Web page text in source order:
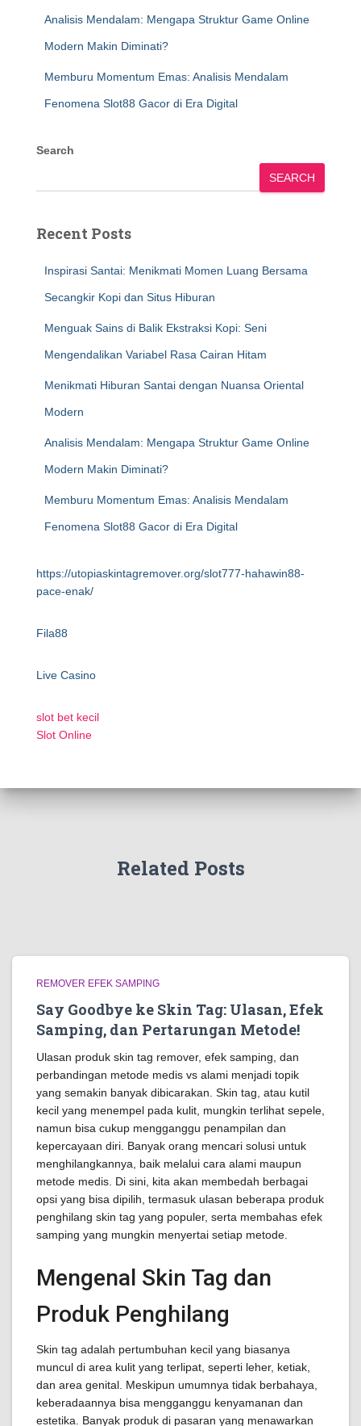
Analisis Mendalam: Mengapa Struktur Game Online
Modern Makin Diminati?
Memburu Momentum Emas: Analisis Mendalam
Fenomena Slot88 Gacor di Era Digital
Search
SEARCH
Recent Posts
Inspirasi Santai: Menikmati Momen Luang Bersama
Secangkir Kopi dan Situs Hiburan
Menguak Sains di Balik Ekstraksi Kopi: Seni
Mengendalikan Variabel Rasa Cairan Hitam
Menikmati Hiburan Santai dengan Nuansa Oriental
Modern
Analisis Mendalam: Mengapa Struktur Game Online
Modern Makin Diminati?
Memburu Momentum Emas: Analisis Mendalam
Fenomena Slot88 Gacor di Era Digital
https://utopiaskintagremover.org/slot777-hahawin88-
pace-enak/
Fila88
Live Casino
slot bet kecil
Slot Online
Related Posts
REMOVER EFEK SAMPING
Say Goodbye ke Skin Tag: Ulasan, Efek
Samping, dan Pertarungan Metode!
Ulasan produk skin tag remover, efek samping, dan
perbandingan metode medis vs alami menjadi topik
yang semakin banyak dibicarakan. Skin tag, atau kutil
kecil yang menempel pada kulit, mungkin terlihat sepele,
namun bisa cukup mengganggu penampilan dan
kepercayaan diri. Banyak orang mencari solusi untuk
menghilangkannya, baik melalui cara alami maupun
metode medis. Di sini, kita akan membedah berbagai
opsi yang bisa dipilih, termasuk ulasan beberapa produk
penghilang skin tag yang populer, serta membahas efek
samping yang mungkin menyertai setiap metode.
Mengenal Skin Tag dan
Produk Penghilang
Skin tag adalah pertumbuhan kecil yang biasanya
muncul di area kulit yang terlipat, seperti leher, ketiak,
dan area genital. Meskipun umumnya tidak berbahaya,
keberadaannya bisa mengganggu kenyamanan dan
estetika. Banyak produk di pasaran yang menawarkan